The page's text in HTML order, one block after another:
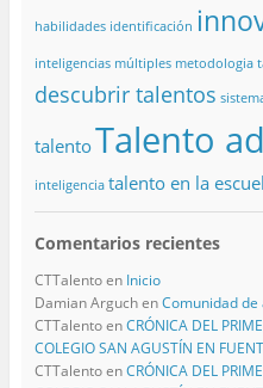
habilidades identificación
inteligencias múltiples metodologia
descubrir talentos
talentoTalento
inteligencia talento en la
Comentarios recientes
CTTalentoen Inicio
Damian ArguchenComunidad
CTTalentoenCRÓNICA DEL
COLEGIO SAN AGUSTÍN EN
CTTalentoenCRÓNICA DEL